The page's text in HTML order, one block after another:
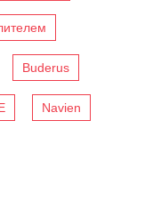
Buderus
Navien